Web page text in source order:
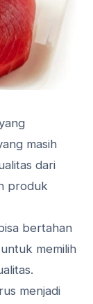
masih
dari
produk
bertahan
memilih
menjadi